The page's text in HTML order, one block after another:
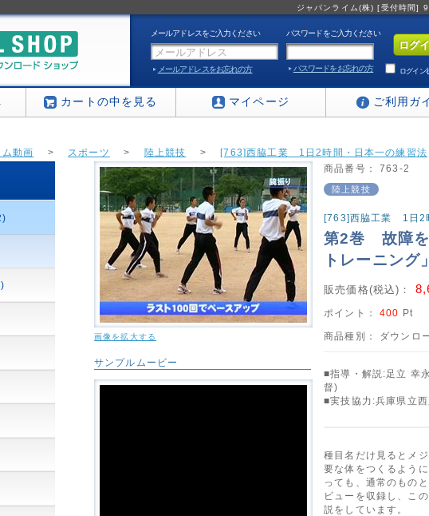
ジャパンライム(株) [受付時間]
メールアドレスをご入力ください パスワードをご入力ください
メールアドレスをお忘れの方 パスワードをお忘れの方 ログイン
カートの中を見る マイページ ご利用ガ
動画 > スポーツ > 陸上競技 > [763]西脇工業 1日2時間・日本一の練習法
画像を拡大する
サンプルムービー
商品番号： 763-2
陸上競技
[763]西脇工業 1日2
第2巻 故障を
トレーニング
販売価格(税込)：
ポイント：400 Pt
商品種別： ダウンロ
■指導・解説:足立 幸
督)
■実技協力:兵庫県立
種目名だけ見るとメ
要な体をつくるよう
っても、通常のもの
ビューを収録し、こ
説をしています。